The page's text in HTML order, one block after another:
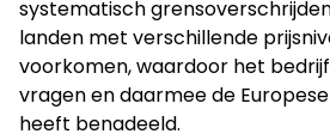
systematisch
landen met verschillende
voorkomen, waardoor het
vragen en daarmee de
heeft benadeeld.